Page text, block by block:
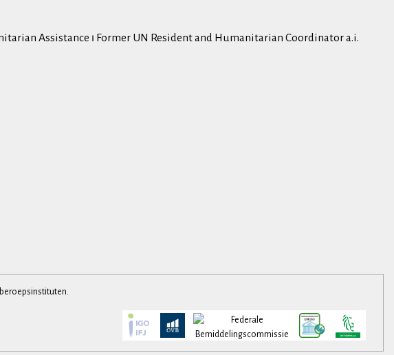
Assistance ⏐ Former UN Resident and Humanitarian Coordinator a.i.